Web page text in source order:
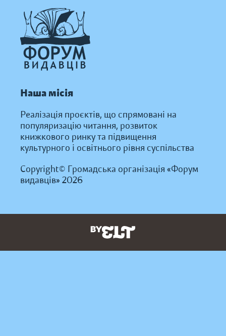
Наша місія
Реалізація проєктів, що спрямовані на
популяризацію читання, розвиток
книжкового ринку та підвищення
культурного і освітнього рівня суспільства
Copyright© Громадська організація «Форум
видавців» 2026